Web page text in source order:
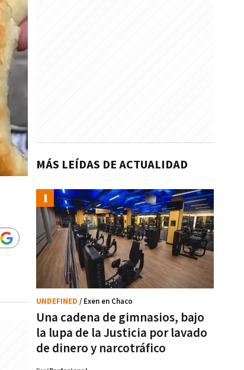
MÁS LEÍDAS DE ACTUALIDAD
Una cadena de gimnasios, bajo
la lupa de la Justicia por lavado
de dinero y narcotráfico
UNDEFINED / Exen en Chaco